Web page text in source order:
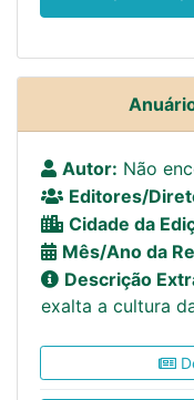
Autor: Não
Editores/
Cidade da
Mês/Ano da
Descrição
exalta a cultura